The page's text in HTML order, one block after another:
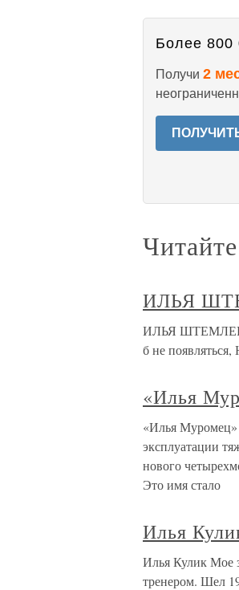
Более 800
Получи 2
ИЛЬЯ
ИЛЬЯ ШТЕМЛЕР
б не
«Илья
«Илья Муромец»
эксплуатации
нового
Это имя стало
Илья
Илья Кулик Мое
тренером. Шел